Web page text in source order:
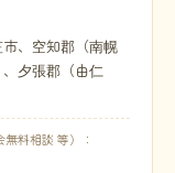
、空知郡（南幌
夕張郡（由仁
料相談 等）：